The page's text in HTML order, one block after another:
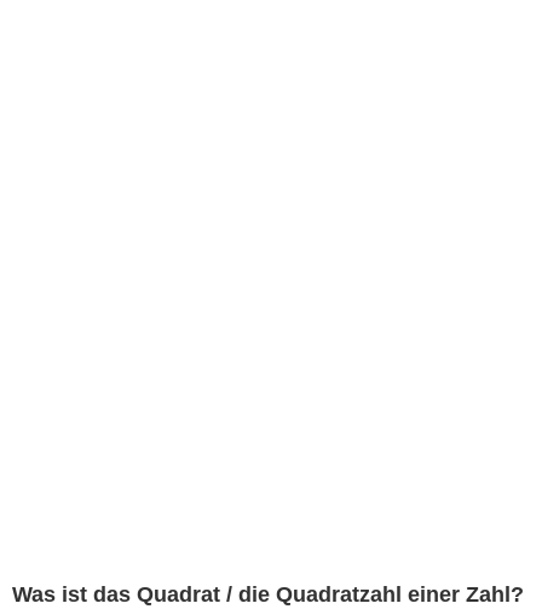
Was ist das Quadrat / die Quadratzahl einer Zahl?